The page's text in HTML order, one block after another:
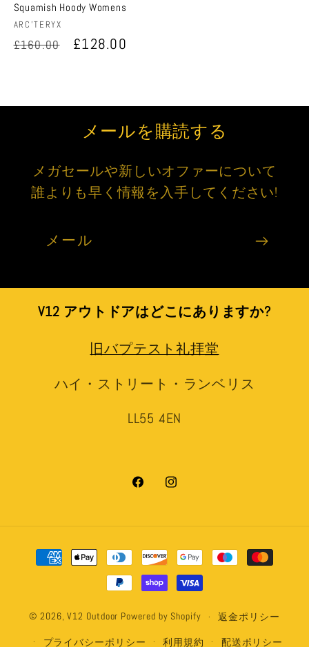
Squamish Hoody Womens
販
売
ARC'TERYX
通
格
£160.00
セ
価
£128.00
メールを購読する
メガセールや新しいオファーについて
誰よりも早く情報を入手してください!
メール
V12 アウトドアはどこにありますか?
旧バプテスト礼拝堂
ハイ・ストリート・ランベリス
LL55 4EN
FacebookInstagram
決
済
法
© 2026,V12 Outdoor Powered by Shopify 返金ポリシー
プライバシーポリシー 利用規約 配送ポリシー